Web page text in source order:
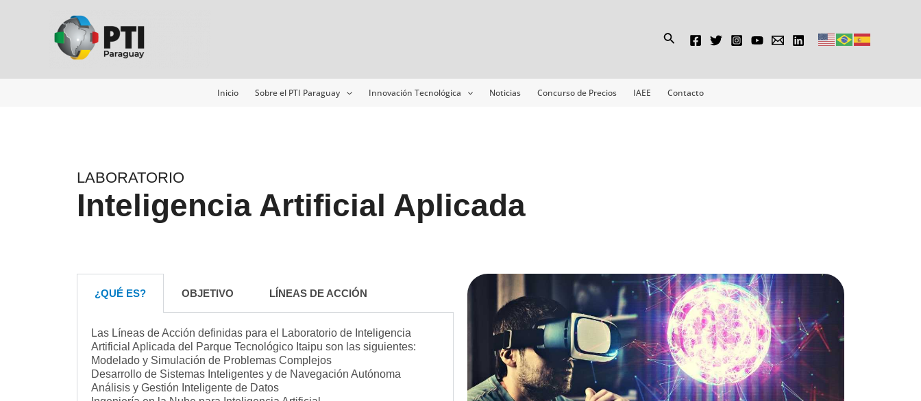
Buscar
Inicio Sobre el PTI Paraguay Innovación Tecnológica Noticias Concurso de Precios IAEE Contacto
LABORATORIO
Inteligencia Artificial Aplicada
¿QUÉ ES? OBJETIVO LÍNEAS DE ACCIÓN
Las Líneas de Acción definidas para el Laboratorio de Inteligencia
Artificial Aplicada del Parque Tecnológico Itaipu son las siguientes:
Modelado y Simulación de Problemas Complejos
Desarrollo de Sistemas Inteligentes y de Navegación Autónoma
Análisis y Gestión Inteligente de Datos